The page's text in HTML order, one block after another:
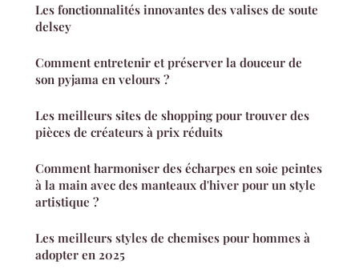
Les fonctionnalités innovantes des valises de soute
delsey
Comment entretenir et préserver la douceur de
son pyjama en velours ?
Les meilleurs sites de shopping pour trouver des
pièces de créateurs à prix réduits
Comment harmoniser des écharpes en soie peintes
à la main avec des manteaux d'hiver pour un style
artistique ?
Les meilleurs styles de chemises pour hommes à
adopter en 2025